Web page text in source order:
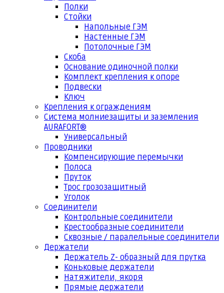
Полки
Стойки
Напольные ГЭМ
Настенные ГЭМ
Потолочные ГЭМ
Скоба
Основание одиночной полки
Комплект крепления к опоре
Подвески
Ключ
Крепления к ограждениям
Система молниезащиты и заземления
AURAFORT®
Универсальный
Проводники
Компенсирующие перемычки
Полоса
Пруток
Трос грозозащитный
Уголок
Соединители
Контрольные соединители
Крестообразные соединители
Сквозные / паралельные соединители
Держатели
Держатель Z- образный для прутка
Коньковые держатели
Натяжители, якоря
Прямые держатели